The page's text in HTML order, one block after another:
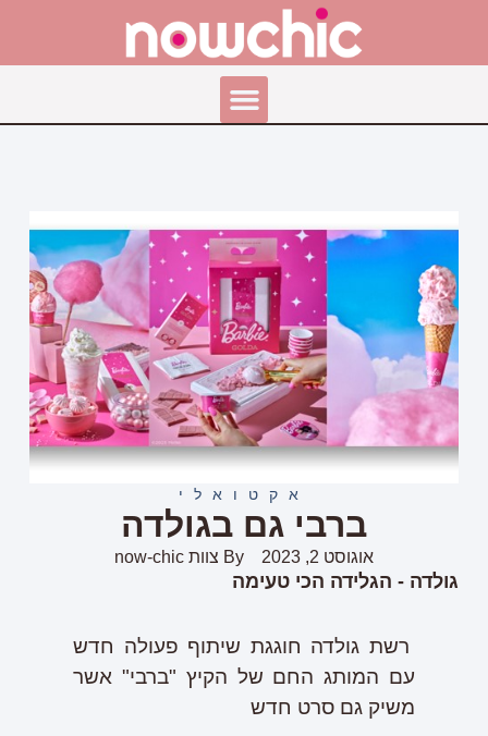
אקטואלי
ברבי גם בגולדה
אוגוסט 2, 2023 By צוות now-chic
גולדה - הגלידה הכי טעימה
רשת גולדה חוגגת שיתוף פעולה חדש
עם המותג החם של הקיץ "ברבי" אשר
משיק גם סרט חדש